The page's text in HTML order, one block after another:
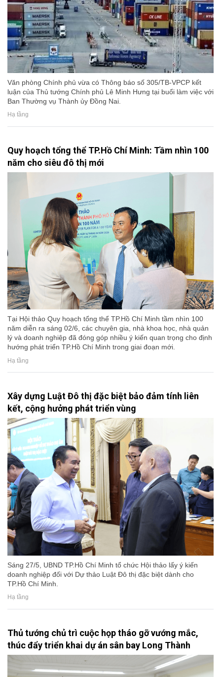
Văn phòng Chính phủ vừa có Thông báo số 305/TB-VPCP kết
luận của Thủ tướng Chính phủ Lê Minh Hưng tại buổi làm việc với
Ban Thường vụ Thành ủy Đồng Nai.
Hạ tầng
Quy hoạch tổng thể TP.Hồ Chí Minh: Tầm nhìn 100
năm cho siêu đô thị mới
Tại Hội thảo Quy hoạch tổng thể TP.Hồ Chí Minh tầm nhìn 100
năm diễn ra sáng 02/6, các chuyên gia, nhà khoa học, nhà quản
lý và doanh nghiệp đã đóng góp nhiều ý kiến quan trọng cho định
hướng phát triển TP.Hồ Chí Minh trong giai đoạn mới.
Hạ tầng
Xây dựng Luật Đô thị đặc biệt bảo đảm tính liên
kết, cộng hưởng phát triển vùng
Sáng 27/5, UBND TP.Hồ Chí Minh tổ chức Hội thảo lấy ý kiến
doanh nghiệp đối với Dự thảo Luật Đô thị đặc biệt dành cho
TP.Hồ Chí Minh.
Hạ tầng
Thủ tướng chủ trì cuộc họp tháo gỡ vướng mắc,
thúc đẩy triển khai dự án sân bay Long Thành